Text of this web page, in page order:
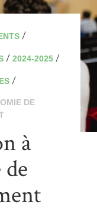
/
/ 2024-2025 /
/
DE
à